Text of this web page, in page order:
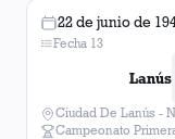
22 de junio de
Fecha 13
Lanús
Ciudad De Lanús -
Campeonato